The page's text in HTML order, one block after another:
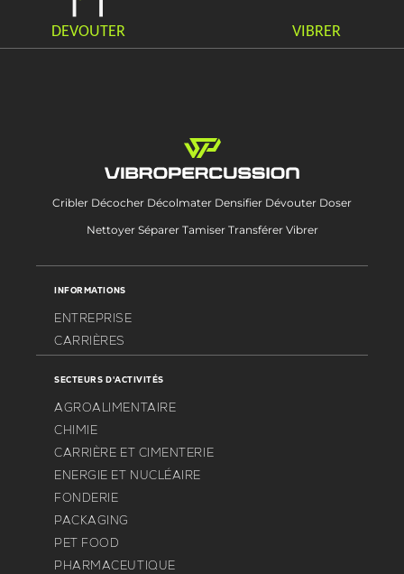
Cribler Décocher Décolmater Densifier Dévouter Doser
Nettoyer Séparer Tamiser Transférer Vibrer
INFORMATIONS
ENTREPRISE
CARRIÈRES
SECTEURS D'ACTIVITÉS
AGROALIMENTAIRE
CHIMIE
CARRIÈRE ET CIMENTERIE
ENERGIE ET NUCLÉAIRE
FONDERIE
PACKAGING
PET FOOD
PHARMACEUTIQUE